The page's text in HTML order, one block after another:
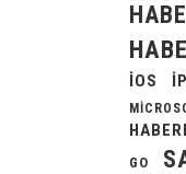
IOS
GO